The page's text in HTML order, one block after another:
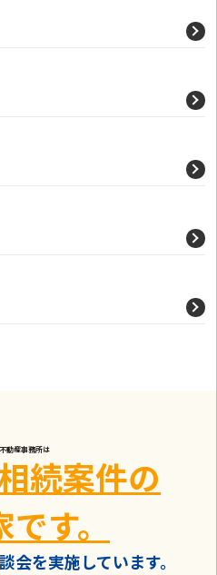
動産事務所は
続案件の
す。
会を実施しています。